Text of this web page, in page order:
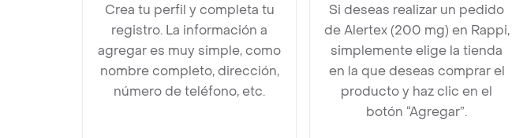
Crea tu perfil y completa tu
registro. La información a
agregar es muy simple, como
nombre completo, dirección,
número de teléfono, etc.
Si deseas realizar un pedido
de Alertex (200 mg) en Rappi,
simplemente elige la tienda
en la que deseas comprar el
producto y haz clic en el
botón “Agregar”.